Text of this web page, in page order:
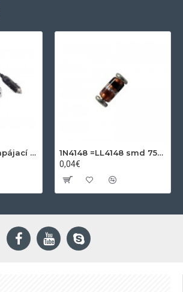
Adaptér auto-napájací 1xkon./3x zdierka- 12/24V, USB 1000mA
1N4148 =LL4148 smd 75V,0.15A SOD80C
0,04€